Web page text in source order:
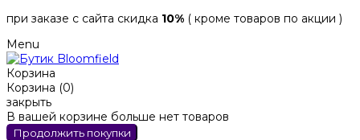
при заказе с сайта скидка 10% ( кроме товаров по акции )
Menu
Корзина
Корзина (0)
закрыть
В вашей корзине больше нет товаров
Продолжить покупки